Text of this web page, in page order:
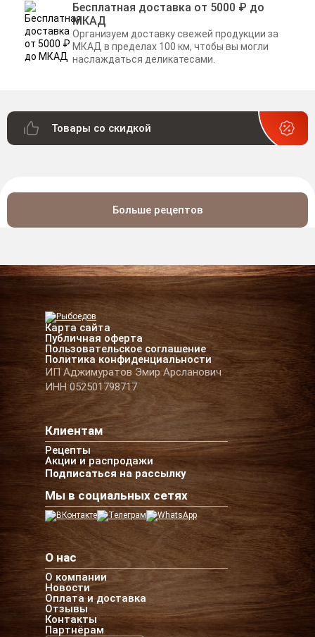
Бесплатная доставка от 5000 ₽ до
МКАД
Организуем доставку свежей продукции за
МКАД в пределах 100 км, чтобы вы могли
наслаждаться деликатесами.
Товары со скидкой
Больше рецептов
Карта сайта
Публичная оферта
Пользовательское соглашение
Политика конфиденциальности
ИП Аджимуратов Эмир Арсланович
ИНН 052501798717
Клиентам
Рецепты
Акции и распродажи
Подписаться на рассылку
Мы в социальных сетях
О нас
О компании
Новости
Оплата и доставка
Отзывы
Контакты
Партнёрам